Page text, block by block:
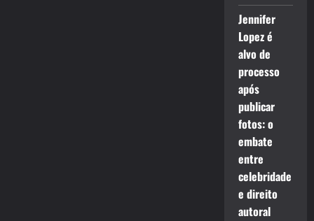
Jennifer
Lopez é
alvo de
processo
após
publicar
fotos: o
embate
entre
celebridade
e direito
autoral